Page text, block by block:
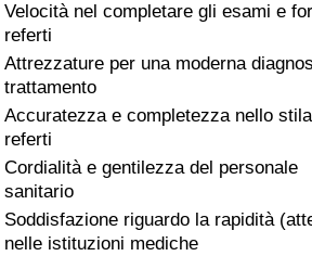
Velocità nel completare gli esami e
referti
Attrezzature per una moderna
trattamento
Accuratezza e completezza nello
referti
Cordialità e gentilezza del personale
sanitario
Soddisfazione riguardo la rapidità
nelle istituzioni mediche
Indice della Criminalità
Indice di criminalità per paese
Assistenza Sanitaria
Indice dell’Assistenza Sanitaria
Indice dell’Assistenza Sanitaria